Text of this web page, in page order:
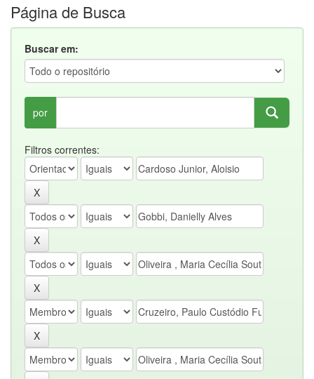
Página de Busca
Buscar em:
por
Filtros correntes: